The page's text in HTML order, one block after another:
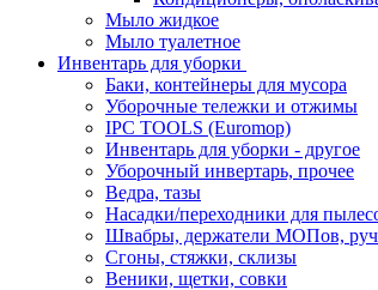
Мыло жидкое
Мыло туалетное
Инвентарь для уборки
Баки, контейнеры для мусора
Уборочные тележки и отжимы
IPC TOOLS (Euromop)
Инвентарь для уборки - другое
Уборочный инвертарь, прочее
Ведра, тазы
Насадки/переходники для
Швабры, держатели МОПов,
Сгоны, стяжки, склизы
Веники, щетки, совки